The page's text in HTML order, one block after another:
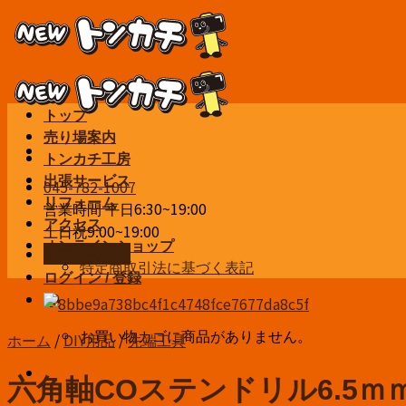
Skip
to
045-782-1007
営業時間 平日6:30~19:00
土日祝9:00~19:00
ログイン / 登録
¥0
お買い物カゴに商品がありません。
トップ
売り場案内
トンカチ工房
出張サービス
リフォーム
アクセス
オンラインショップ
特定商取引法に基づく表記
ホーム /DIY用品/先端工具
六角軸COステンドリル6.5ｍ